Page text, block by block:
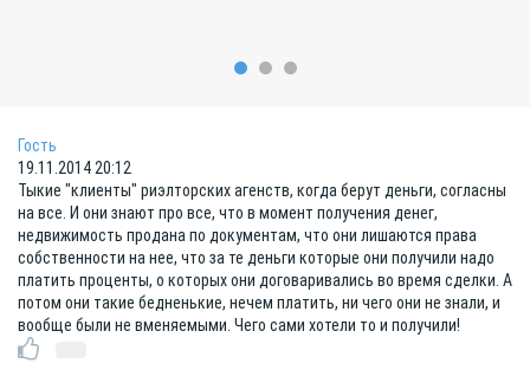
Гость
19.11.2014 20:12
Тыкие "клиенты" риэлторских агенств, когда берут деньги, согласны
на все. И они знают про все, что в момент получения денег,
недвижимость продана по документам, что они лишаются права
собственности на нее, что за те деньги которые они получили надо
платить проценты, о которых они договаривались во время сделки. А
потом они такие бедненькие, нечем платить, ни чего они не знали, и
вообще были не вменяемыми. Чего сами хотели то и получили!